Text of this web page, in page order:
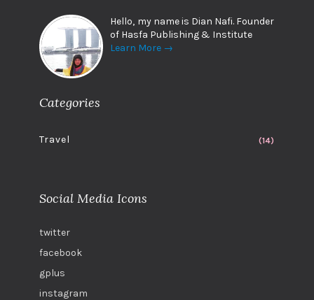
Hello, my name is Dian Nafi. Founder
of Hasfa Publishing & Institute
Learn More →
Categories
Travel (14)
Social Media Icons
twitter
facebook
gplus
instagram